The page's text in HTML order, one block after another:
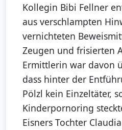
Kollegin Bibi Fellner
aus verschlampten
vernichteten
Zeugen und frisierten
Ermittlerin war davon
dass hinter der
Pölzl kein Einzeltäter,
Kinderpornoring
Eisners Tochter